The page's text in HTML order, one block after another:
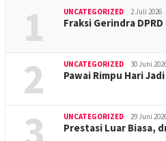
1 UNCATEGORIZED 2 Juli 2026
Fraksi Gerindra
2 UNCATEGORIZED 30 Juni
Pawai Rimpu Hari
UNCATEGORIZED 29 Juni
Prestasi Luar Biasa,